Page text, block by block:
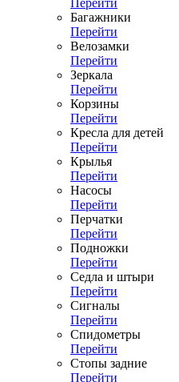
Перейти
Багажники
Перейти
Велозамки
Перейти
Зеркала
Перейти
Корзины
Перейти
Кресла для детей
Перейти
Крылья
Перейти
Насосы
Перейти
Перчатки
Перейти
Подножки
Перейти
Седла и штыри
Перейти
Сигналы
Перейти
Спидометры
Перейти
Стопы задние
Перейти